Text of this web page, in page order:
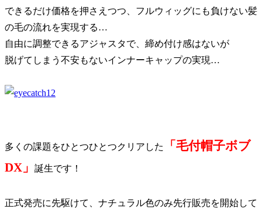
できるだけ価格を押さえつつ、フルウィッグにも負けない髪
の毛の流れを実現する…
自由に調整できるアジャスタで、締め付け感はないが
脱げてしまう不安もないインナーキャップの実現…
多くの課題をひとつひとつクリアした
「毛付帽子ボブ
DX」
誕生です！
正式発売に先駆けて、ナチュラル色のみ先行販売を開始して